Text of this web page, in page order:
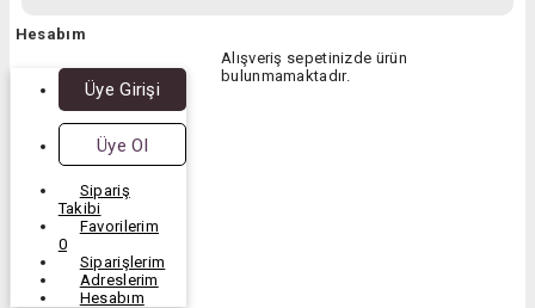
Alışveriş sepetinizde ürün
bulunmamaktadır.
Hesabım
Üye Girişi
Üye Ol
Sipariş
Takibi
Favorilerim
0
Siparişlerim
Adreslerim
Hesabım